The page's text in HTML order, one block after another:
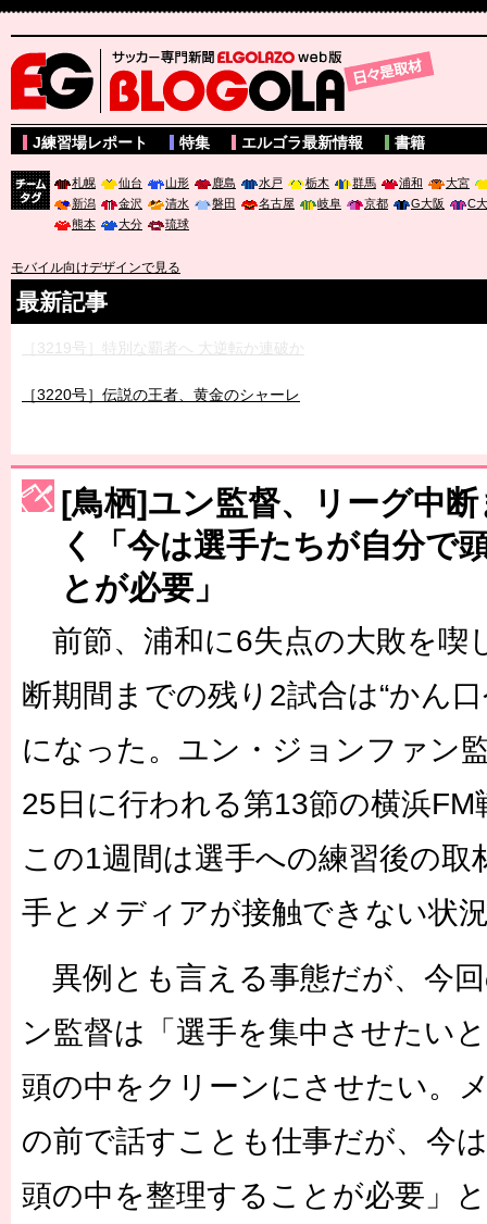
サッカー専門新聞ELGOLAZO web版 BLOGOLA
J練習場レポート 特集 エルゴラ最新情報 書籍
札幌 仙台 山形 鹿島 水戸 栃木 群馬 浦和
大宮
新潟
金沢 清水 磐田 名古屋 岐阜 京都 G大阪
C
熊本
大分 琉球
モバイル向けデザインで見る
最新記事
［3219号］特別な覇者へ 大逆転か連破か
［3220号］伝説の王者、黄金のシャーレ
［3230号］世界一への夢は終わらない
［3223号］一丸。日本出陣
［3222号］史上最大のW杯開幕 注目は「個」
長谷川 アーリアジャスールさんがシンポジウム「気候変動から命
[鳥栖]ユン監督、リーグ中
く「今は選手たちが自分で
とが必要」
前節、浦和に6失点の大敗を喫
断期間までの残り2試合は“かん
になった。ユン・ジョンファン
25日に行われる第13節の横浜
この1週間は選手への練習後の取
手とメディアが接触できない状
異例とも言える事態だが、今
ン監督は「選手を集中させたい
頭の中をクリーンにさせたい。
の前で話すことも仕事だが、今
頭の中を整理することが必要」